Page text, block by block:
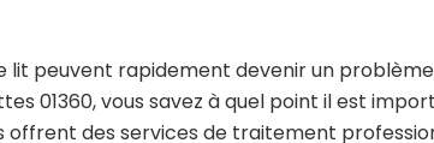
lit peuvent rapidement devenir un
01360, vous savez à quel point il est
offrent des services de traitement